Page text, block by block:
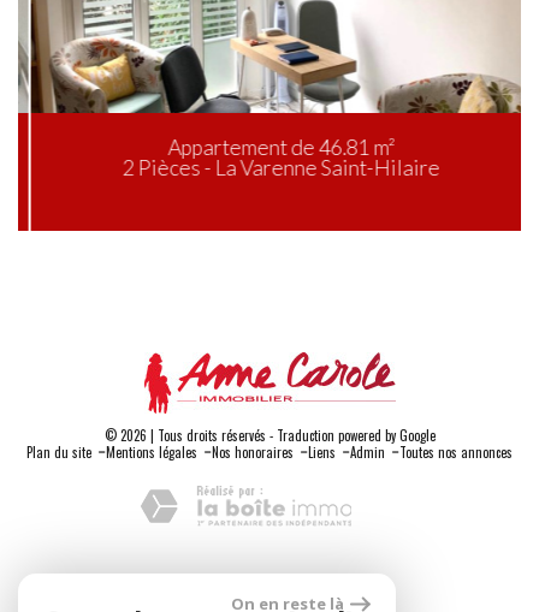
Appartement de 46.81 m²
2 Pièces - La Varenne Saint-Hilaire
© 2026 | Tous droits réservés - Traduction powered by Google
Plan du site -Mentions légales -Nos honoraires -Liens-Admin -Toutes nos annonces
Adhérents
On en reste là